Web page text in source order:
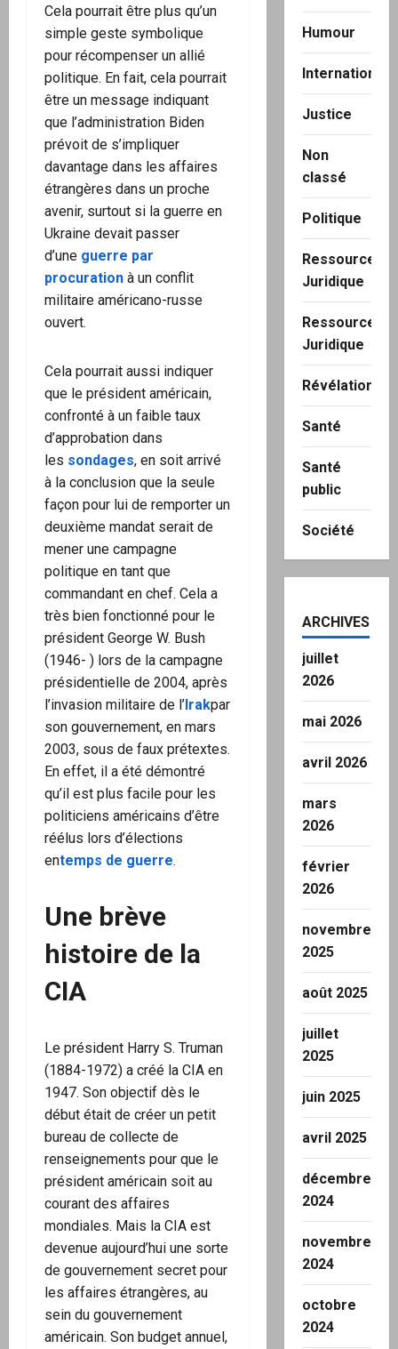
Cela pourrait être plus qu’un
simple geste symbolique
pour récompenser un allié
politique. En fait, cela pourrait
être un message indiquant
que l’administration Biden
prévoit de s’impliquer
davantage dans les affaires
étrangères dans un proche
avenir, surtout si la guerre en
Ukraine devait passer
d’une guerre par
procuration à un conflit
militaire américano-russe
ouvert.
Cela pourrait aussi indiquer
que le président américain,
confronté à un faible taux
d’approbation dans
les sondages, en soit arrivé
à la conclusion que la seule
façon pour lui de remporter un
deuxième mandat serait de
mener une campagne
politique en tant que
commandant en chef. Cela a
très bien fonctionné pour le
président George W. Bush
(1946- ) lors de la campagne
présidentielle de 2004, après
l’invasion militaire de l’Irakpar
son gouvernement, en mars
2003, sous de faux prétextes.
En effet, il a été démontré
qu’il est plus facile pour les
politiciens américains d’être
réélus lors d’élections
entemps de guerre.
Une brève
histoire de la
CIA
Le président Harry S. Truman
(1884-1972) a créé la CIA en
1947. Son objectif dès le
début était de créer un petit
bureau de collecte de
renseignements pour que le
président américain soit au
courant des affaires
mondiales. Mais la CIA est
devenue aujourd’hui une sorte
de gouvernement secret pour
les affaires étrangères, au
sein du gouvernement
américain. Son budget annuel,
Humour
International
Justice
Non
classé
Politique
Ressource
Juridique
Ressource
Juridique
Révélation
Santé
Santé
public
Société
ARCHIVES
juillet
2026
mai 2026
avril 2026
mars
2026
février
2026
novembre
2025
août 2025
juillet
2025
juin 2025
avril 2025
décembre
2024
novembre
2024
octobre
2024